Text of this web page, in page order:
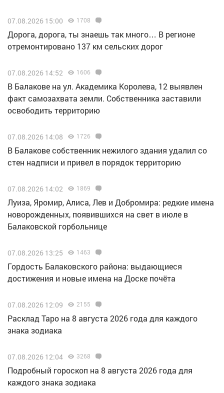
07.08.2026 15:00 1708
Дорога, дорога, ты знаешь так много… В регионе
отремонтировано 137 км сельских дорог
07.08.2026 14:52 1606
В Балакове на ул. Академика Королева, 12 выявлен
факт самозахвата земли. Собственника заставили
освободить территорию
07.08.2026 14:08 1726
В Балакове собственник нежилого здания удалил со
стен надписи и привел в порядок территорию
07.08.2026 14:02 1869
Луиза, Яромир, Алиса, Лев и Добромира: редкие имена
новорожденных, появившихся на свет в июле в
Балаковской горбольнице
07.08.2026 13:25 1463
Гордость Балаковского района: выдающиеся
достижения и новые имена на Доске почёта
07.08.2026 12:09 2155
Расклад Таро на 8 августа 2026 года для каждого
знака зодиака
07.08.2026 12:04 3268
Подробный гороскоп на 8 августа 2026 года для
каждого знака зодиака